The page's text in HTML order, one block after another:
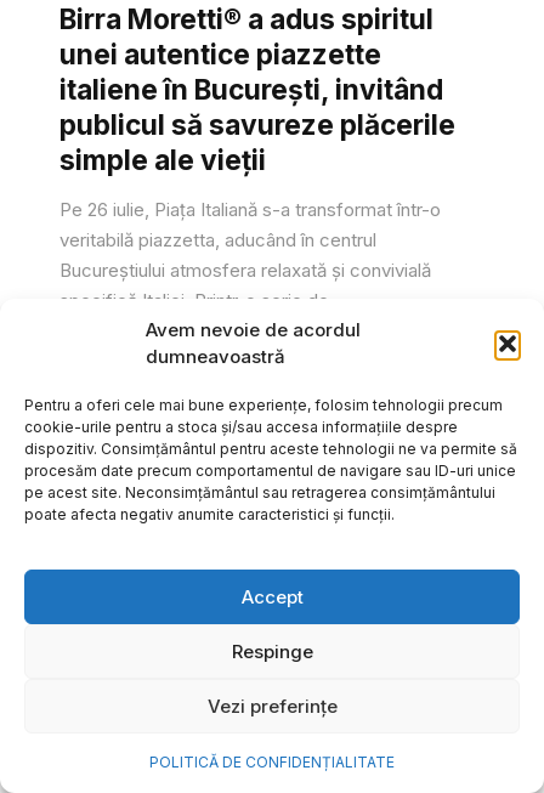
Avem nevoie de acordul
dumneavoastră
Pentru a oferi cele mai bune experiențe, folosim tehnologii precum
cookie-urile pentru a stoca și/sau accesa informațiile despre
dispozitiv. Consimțământul pentru aceste tehnologii ne va permite să
procesăm date precum comportamentul de navigare sau ID-uri unice
pe acest site. Neconsimțământul sau retragerea consimțământului
poate afecta negativ anumite caracteristici și funcții.
Accept
Respinge
Vezi preferințe
POLITICĂ DE CONFIDENȚIALITATE
Birra Moretti® a adus spiritul
unei autentice piazzette
italiene în București, invitând
publicul să savureze plăcerile
simple ale vieții
Pe 26 iulie, Piața Italiană s-a transformat într-o
veritabilă piazzetta, aducând în centrul
Bucureștiului atmosfera relaxată și convivială
specifică Italiei. Printr-o serie de...
Gabriel Barliga
frumoase amintiri ale verii într-